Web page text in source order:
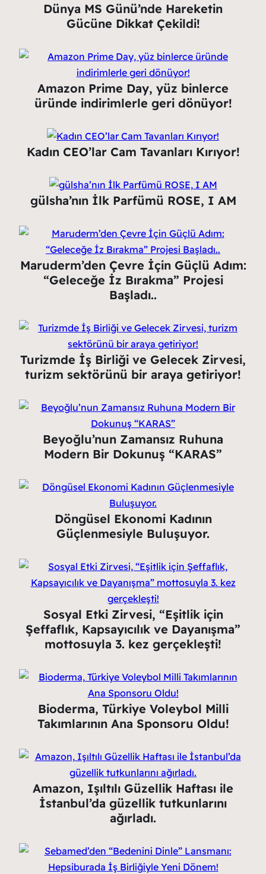
Dünya MS Günü’nde Hareketin
Gücüne Dikkat Çekildi!
Amazon Prime Day, yüz binlerce
üründe indirimlerle geri dönüyor!
Kadın CEO’lar Cam Tavanları Kırıyor!
gülsha’nın İlk Parfümü ROSE, I AM
Maruderm’den Çevre İçin Güçlü Adım:
“Geleceğe İz Bırakma” Projesi
Başladı..
Turizmde İş Birliği ve Gelecek Zirvesi,
turizm sektörünü bir araya getiriyor!
Beyoğlu’nun Zamansız Ruhuna
Modern Bir Dokunuş “KARAS”
Döngüsel Ekonomi Kadının
Güçlenmesiyle Buluşuyor.
Sosyal Etki Zirvesi, “Eşitlik için
Şeffaflık, Kapsayıcılık ve Dayanışma”
mottosuyla 3. kez gerçekleşti!
Bioderma, Türkiye Voleybol Milli
Takımlarının Ana Sponsoru Oldu!
Amazon, Işıltılı Güzellik Haftası ile
İstanbul’da güzellik tutkunlarını
ağırladı.